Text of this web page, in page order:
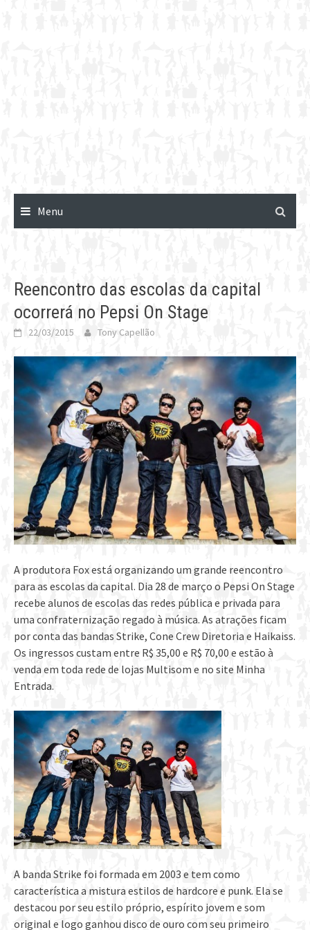
Menu
Reencontro das escolas da capital
ocorrerá no Pepsi On Stage
22/03/2015 Tony Capellão
A produtora Fox está organizando um grande reencontro
para as escolas da capital. Dia 28 de março o Pepsi On Stage
recebe alunos de escolas das redes pública e privada para
uma confraternização regado à música. As atrações ficam
por conta das bandas Strike, Cone Crew Diretoria e Haikaiss.
Os ingressos custam entre R$ 35,00 e R$ 70,00 e estão à
venda em toda rede de lojas Multisom e no site Minha
Entrada.
A banda Strike foi formada em 2003 e tem como
característica a mistura estilos de hardcore e punk. Ela se
destacou por seu estilo próprio, espírito jovem e som
original e logo ganhou disco de ouro com seu primeiro